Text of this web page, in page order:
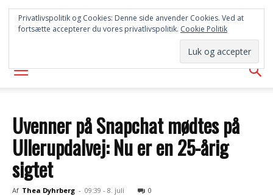
SYD
AVISEN
Uvenner på Snapchat mødtes på
Ullerupdalvej: Nu er en 25-årig
sigtet
Af Thea Dyhrberg - 09:39 - 8. juli 0
Privatlivspolitik og Cookies: Denne side anvender Cookies. Ved at
fortsætte accepterer du vores privatlivspolitik. Cookie Politik